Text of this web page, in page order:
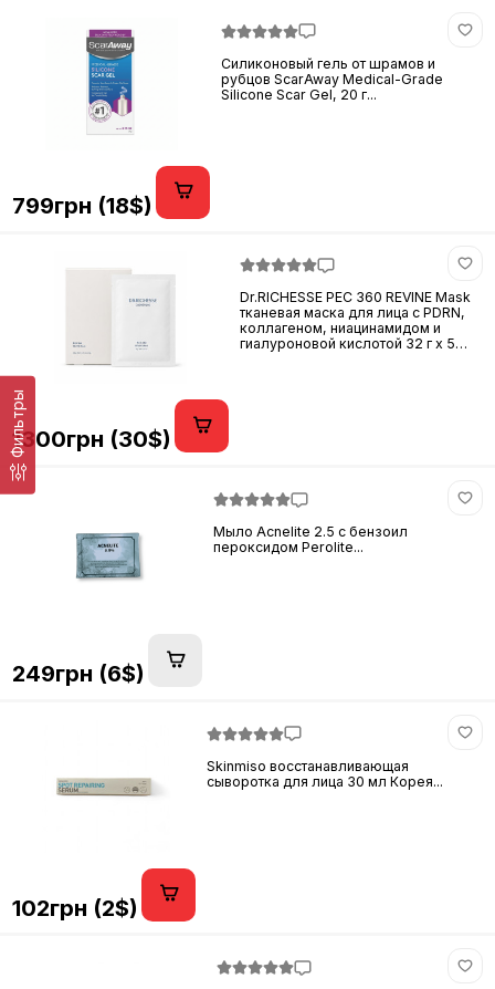
Фильтры
Силиконовый гель от шрамов и
рубцов ScarAway Medical-Grade
Silicone Scar Gel, 20 г...
799грн (18$)
Dr.RICHESSE PEC 360 REVINE Mask
тканевая маска для лица с PDRN,
коллагеном, ниацинамидом и
гиалуроновой кислотой 32 г x 5
1300грн (30$)
Мыло Acnelite 2.5 с бензоил
пероксидом Perolite...
249грн (6$)
Skinmiso восстанавливающая
сыворотка для лица 30 мл Корея...
102грн (2$)